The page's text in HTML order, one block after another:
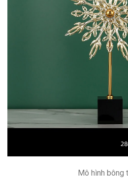
Mô hình bông